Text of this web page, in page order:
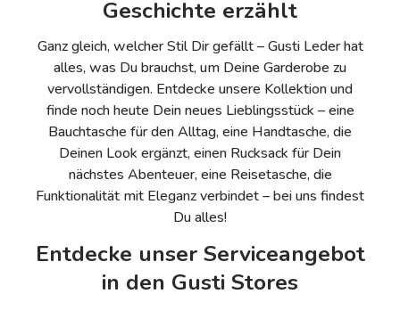
Geschichte erzählt
Ganz gleich, welcher Stil Dir gefällt – Gusti Leder hat
alles, was Du brauchst, um Deine Garderobe zu
vervollständigen. Entdecke unsere Kollektion und
finde noch heute Dein neues Lieblingsstück – eine
Bauchtasche für den Alltag, eine Handtasche, die
Deinen Look ergänzt, einen Rucksack für Dein
nächstes Abenteuer, eine Reisetasche, die
Funktionalität mit Eleganz verbindet – bei uns findest
Du alles!
Entdecke unser Serviceangebot
in den Gusti Stores